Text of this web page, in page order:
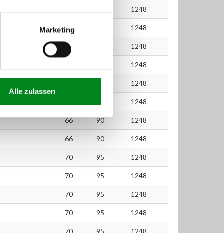
Marketing
Alle zulassen
1248
66 1248
66 1248
1248
1248
1248
66 90 1248
66 90 1248
70 95 1248
70 95 1248
70 95 1248
70 95 1248
70 95 1248